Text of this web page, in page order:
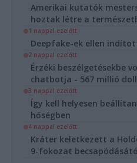
Amerikai kutatók
hoztak létre a
1 nappal ezelőtt
Deepfake-ek ellen
2 nappal ezelőtt
Érzéki beszélgetésekbe
chatbotja - 567 millió
3 nappal ezelőtt
Így kell helyesen
hőségben
4 nappal ezelőtt
Kráter keletkezett a
9-fokozat